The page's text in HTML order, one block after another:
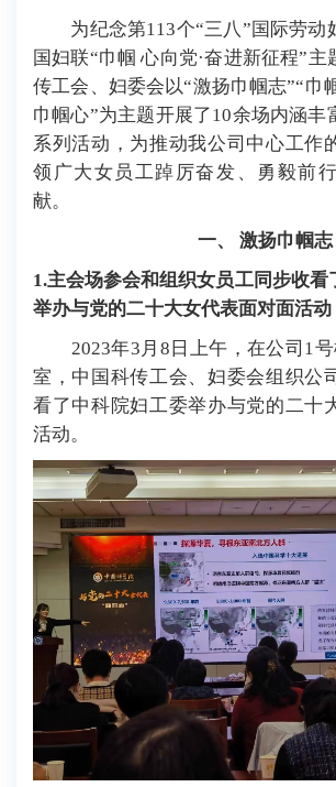
为纪念第113个“三八”国际劳动
国妇联“巾帼 心向党·奋进新征程”
传工会、妇委会以“激扬巾帼志”“巾
巾帼心”为主题开展了10余场内涵丰
系列活动 ，为推动我公司中心工作
领广大女员工踔厉奋发、勇毅前
献。
一、 激扬巾帼志
1.主会场参会和组织女员工同步收看
举办与党的二十大女代表面对面活动
2023年3月 8 日上午，在公司1
室，中国科传工会、妇委会组织公
看了中科院妇工委举办与党的二十
活动。